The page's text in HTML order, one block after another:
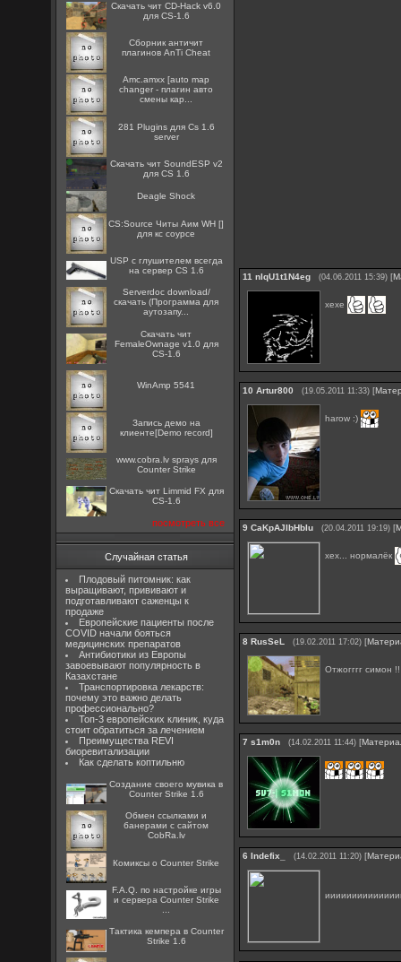
Скачать чит CD-Hack v6.0
для CS-1.6
Сборник античит
плагинов AnTi Cheat
Amc.amxx [auto map
changer - плагин авто
смены кар...
281 Plugins для Cs 1.6
server
Скачать чит SoundESP v2
для CS 1.6
Deagle Shock
CS:Source Читы Аим WH []
для кс соурсе
USP с глушителем всегда
на сервер CS 1.6
Serverdoc download/
скачать (Программа для
аутозапу...
Скачать чит
FemaleOwnage v1.0 для
CS-1.6
WinAmp 5541
Запись демо на
клиенте[Demo record]
www.cobra.lv sprays для
Counter Strike
Скачать чит Limmid FX для
CS-1.6
посмотреть все
Случайная статья
Плодовый питомник: как
выращивают, прививают и
подготавливают саженцы к
продаже
Европейские пациенты после
COVID начали бояться
медицинских препаратов
Антибиотики из Европы
завоевывают популярность в
Казахстане
Транспортировка лекарств:
почему это важно делать
профессионально?
Топ-3 европейских клиник, куда
стоит обратиться за лечением
Преимущества REVI
биоревитализации
Как сделать коптильню
Создание своего мувика в
Counter Strike 1.6
Oбмен ссылками и
банерами с сайтом
CobRa.lv
Комиксы о Counter Strike
F.A.Q. по настройке игры
и сервера Counter Strike
Тактика кемпера в Counter
Strike 1.6
11 nIqU1t1N4eg (04.06.2011 15:39) [
хехе
10 Artur800 (19.05.2011 11:33) [
harow :)
9 CaKpAJIbHbIu (20.04.2011 19:19) [
хех... нормалёк
8 RusSeL (19.02.2011 17:02) [
Отжогггг симон
7 s1m0n (14.02.2011 11:44) [
6 Indefix_ (14.02.2011 11:20) [